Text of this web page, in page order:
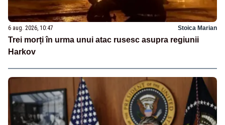
6 aug. 2026, 10:47 Stoica Marian
Trei morți în urma unui atac rusesc asupra regiunii
Harkov